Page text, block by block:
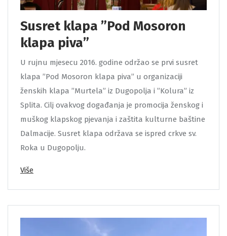
Susret klapa ”Pod Mosoron
klapa piva”
U rujnu mjesecu 2016. godine održao se prvi susret
klapa ”Pod Mosoron klapa piva” u organizaciji
ženskih klapa ”Murtela” iz Dugopolja i ”Kolura” iz
Splita. Cilj ovakvog događanja je promocija ženskog i
muškog klapskog pjevanja i zaštita kulturne baštine
Dalmacije. Susret klapa održava se ispred crkve sv.
Roka u Dugopolju.
Više